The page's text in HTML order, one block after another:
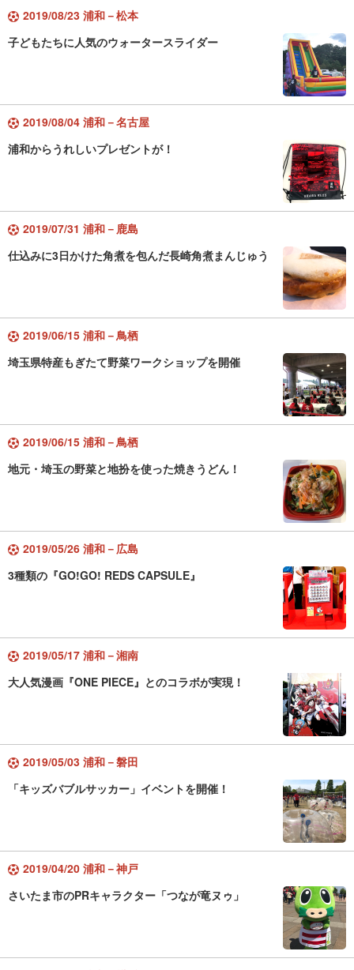
2019/08/23 浦和－松本
子どもたちに人気のウォータースライダー
2019/08/04 浦和－名古屋
浦和からうれしいプレゼントが！
2019/07/31 浦和－鹿島
仕込みに3日かけた角煮を包んだ長崎角煮まんじゅう
2019/06/15 浦和－鳥栖
埼玉県特産もぎたて野菜ワークショップを開催
2019/06/15 浦和－鳥栖
地元・埼玉の野菜と地扮を使った焼きうどん！
2019/05/26 浦和－広島
3種類の『GO!GO! REDS CAPSULE』
2019/05/17 浦和－湘南
大人気漫画『ONE PIECE』とのコラボが実現！
2019/05/03 浦和－磐田
「キッズバブルサッカー」イベントを開催！
2019/04/20 浦和－神戸
さいたま市のPRキャラクター「つなが竜ヌゥ」